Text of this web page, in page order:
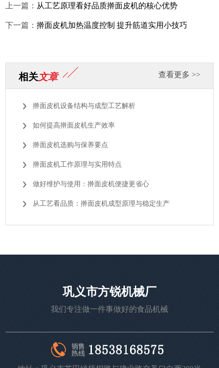
上一篇： 从工艺原理看好品质擀面皮机的核心优势
下一篇：擀面皮机加热温度控制 提升筋道实用小技巧
相关文章 查看更多 >>
擀面皮机设备结构与成型工艺解析
如何提高擀面皮机生产效率
擀面皮机选购与保养要点
擀面皮机工作原理与实用特点
做好维护与使用：擀面皮机便捷更省心
从工艺看品质：擀面皮机成型原理与稳定生产
巩义市方锐机械厂
我们专注做一件事做好的食品机械